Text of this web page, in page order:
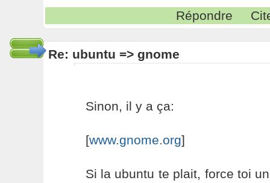
Répondre
Re: ubuntu => gnome
Sinon, il y a ça:
[www.gnome.org]
Si la ubuntu te plait, force toi